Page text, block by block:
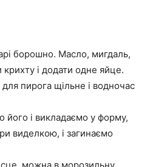
борошно. Масло, мигдаль,
і додати одне яйце.
пирога щільне і водночас
його і викладаємо у форму,
виделкою, і загинаємо
можна в морозильну